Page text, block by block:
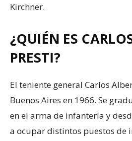
Kirchner.
¿QUIÉN ES
PRESTI?
El teniente general Carlos
Buenos Aires en 1966. Se
en el arma de infantería y
a ocupar distintos puestos de